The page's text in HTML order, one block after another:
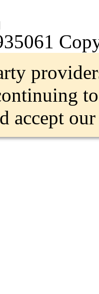
accept